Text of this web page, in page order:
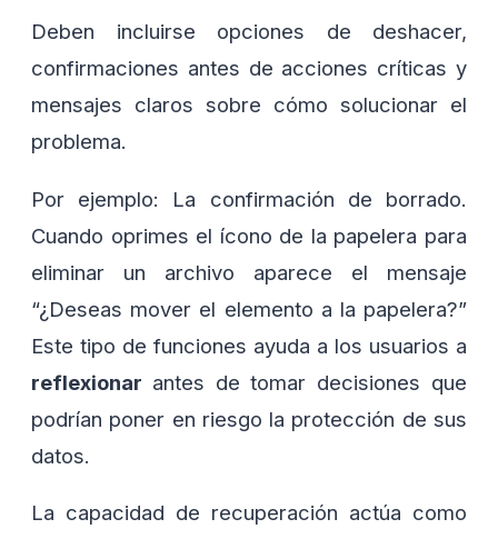
Deben incluirse opciones de deshacer,
confirmaciones antes de acciones críticas y
mensajes claros sobre cómo solucionar el
problema.
Por ejemplo: La confirmación de borrado.
Cuando oprimes el ícono de la papelera para
eliminar un archivo aparece el mensaje
“¿Deseas mover el elemento a la papelera?”
Este tipo de funciones ayuda a los usuarios a
reflexionar antes de tomar decisiones que
podrían poner en riesgo la protección de sus
datos.
La capacidad de recuperación actúa como